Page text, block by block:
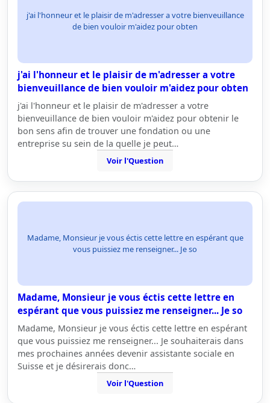
j'ai l'honneur et le plaisir de m'adresser a votre bienveuillance
de bien vouloir m'aidez pour obten
j'ai l'honneur et le plaisir de m'adresser a votre
bienveuillance de bien vouloir m'aidez pour obten
j'ai l'honneur et le plaisir de m'adresser a votre
bienveuillance de bien vouloir m'aidez pour obtenir le
bon sens afin de trouver une fondation ou une
entreprise su sein de la quelle je peut…
Voir l'Question
Madame, Monsieur je vous éctis cette lettre en espérant que
vous puissiez me renseigner... Je so
Madame, Monsieur je vous éctis cette lettre en
espérant que vous puissiez me renseigner... Je so
Madame, Monsieur je vous éctis cette lettre en espérant
que vous puissiez me renseigner... Je souhaiterais dans
mes prochaines années devenir assistante sociale en
Suisse et je désirerais donc…
Voir l'Question